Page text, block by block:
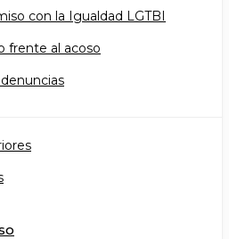
con la Igualdad LGTBI
frente al acoso